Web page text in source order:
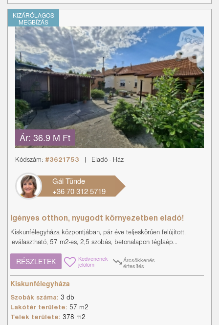
KIZÁRÓLAGOS
MEGBÍZÁS
Ár: 36.9 M Ft
Kódszám: #3621753 Eladó - Ház
Gál Tünde
+36 70 312 5719
Igényes otthon, nyugodt környezetben eladó!
Kiskunfélegyháza központjában, pár éve teljeskörűen felújított,
leválasztható, 57 m2-es, 2,5 szobás, betonalapon téglaép...
RÉSZLETEK Kedvencnek
jelölöm
Árcsökkenés
értesítés
Kiskunfélegyháza
Szobák száma: 3 db
Lakótér területe: 57 m2
Telek területe: 378 m2